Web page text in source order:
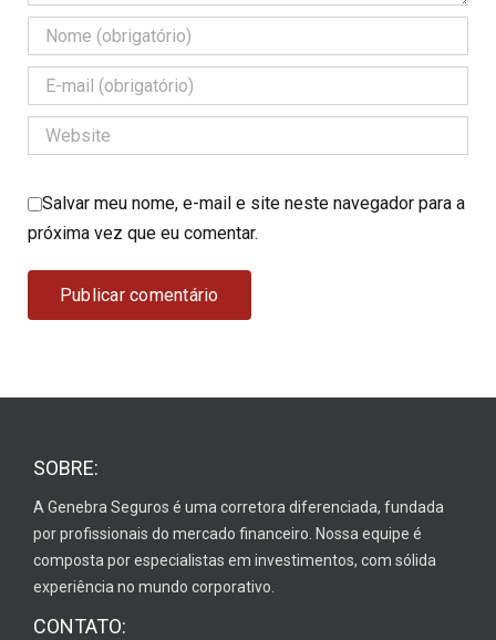
Salvar meu nome, e-mail e site neste navegador para a
próxima vez que eu comentar.
SOBRE:
A Genebra Seguros é uma corretora diferenciada, fundada
por profissionais do mercado financeiro. Nossa equipe é
composta por especialistas em investimentos, com sólida
experiência no mundo corporativo.
CONTATO: